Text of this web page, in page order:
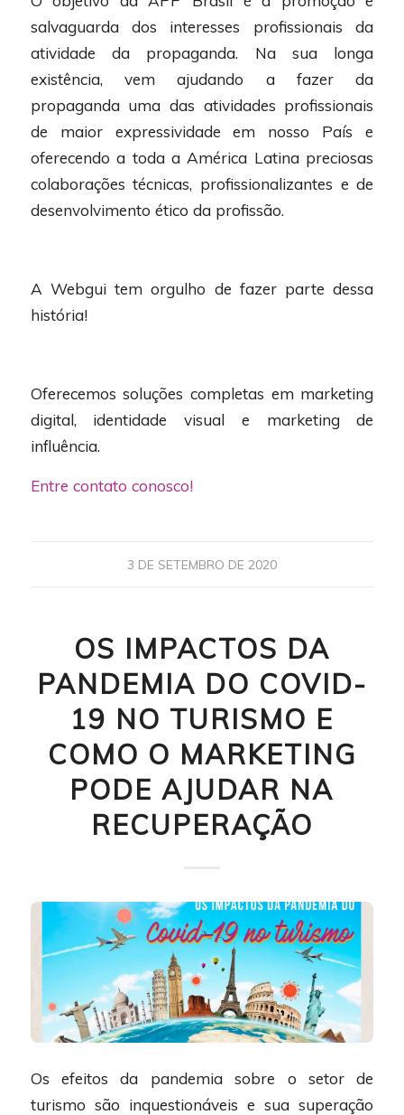
salvaguarda dos interesses profissionais da
atividade da propaganda. Na sua longa
existência, vem ajudando a fazer da
propaganda uma das atividades profissionais
de maior expressividade em nosso País e
oferecendo a toda a América Latina preciosas
colaborações técnicas, profissionalizantes e de
desenvolvimento ético da profissão.
A Webgui tem orgulho de fazer parte dessa
história!
Oferecemos soluções completas em marketing
digital, identidade visual e marketing de
influência.
Entre contato conosco!
3 DE SETEMBRO DE 2020
OS IMPACTOS DA
PANDEMIA DO COVID-
19 NO TURISMO E
COMO O MARKETING
PODE AJUDAR NA
RECUPERAÇÃO
Os efeitos da pandemia sobre o setor de
turismo são inquestionáveis e sua superação